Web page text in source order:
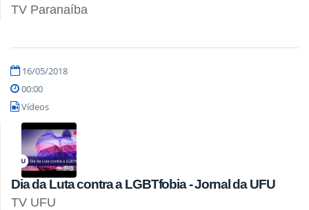
TV Paranaíba
16/05/2018
00:00
Vídeos
Dia da Luta contra a LGBTfobia - Jornal da UFU
TV UFU